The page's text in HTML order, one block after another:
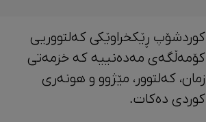
کوردشۆپ ڕێکخراوێکی کەلتووریی
کۆمەڵگەی مەدەنییە کە خزمەتی
زمان، کەلتوور، مێژوو و ‎هونەری
کوردی دەکات.